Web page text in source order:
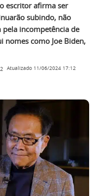
escritor afirma ser
subindo, não
incompetência de
nomes como Joe Biden,
Atualizado 11/06/2024 17:12